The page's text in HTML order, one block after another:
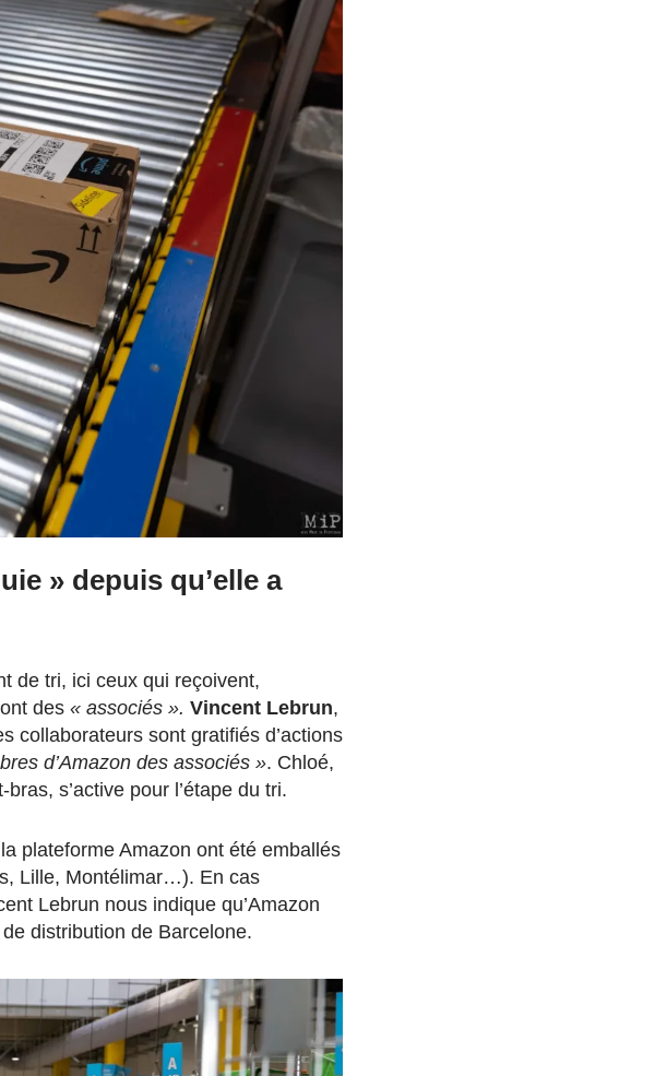
» depuis qu’elle a
de tri, ici ceux qui reçoivent,
des « associés ». Vincent Lebrun,
collaborateurs sont gratifiés d’actions
d’Amazon des associés ». Chloé,
s’active pour l’étape du tri.
plateforme Amazon ont été emballés
Lille, Montélimar…). En cas
Lebrun nous indique qu’Amazon
distribution de Barcelone.